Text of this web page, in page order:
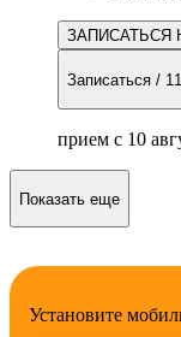
Установите
ЗАПИСАТЬСЯ
Записаться /
прием с 10
Показать еще